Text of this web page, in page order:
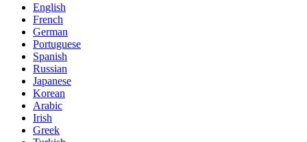
English
French
German
Portuguese
Spanish
Russian
Japanese
Korean
Arabic
Irish
Greek